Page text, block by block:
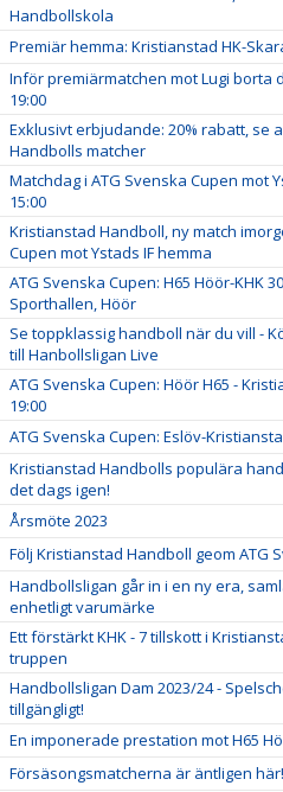
Handbollskola
Premiär hemma: Kristianstad HK-
Inför premiärmatchen mot Lugi borta
19:00
Exklusivt erbjudande: 20% rabatt, se
Handbolls matcher
Matchdag i ATG Svenska Cupen mot
15:00
Kristianstad Handboll, ny match
Cupen mot Ystads IF hemma
ATG Svenska Cupen: H65 Höör-KHK
Sporthallen, Höör
Se toppklassig handboll när du vill -
till Hanbollsligan Live
ATG Svenska Cupen: Höör H65 -
19:00
ATG Svenska Cupen: Eslöv-
Kristianstad Handbolls populära
det dags igen!
Årsmöte 2023
Följ Kristianstad Handboll geom ATG
Handbollsligan går in i en ny era,
enhetligt varumärke
Ett förstärkt KHK - 7 tillskott i
truppen
Handbollsligan Dam 2023/24 -
tillgängligt!
En imponerade prestation mot H65
Försäsongsmatcherna är äntligen här!